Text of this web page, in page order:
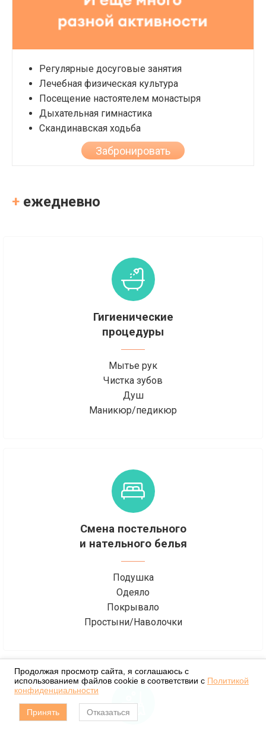
Регулярные досуговые занятия
Лечебная физическая культура
Посещение настоятелем монастыря
Дыхательная гимнастика
Скандинавская ходьба
Забронировать
+ ежедневно
Гигиенические
процедуры
Мытье рук
Чистка зубов
Душ
Маникюр/педикюр
Смена постельного
и нательного белья
Подушка
Одеяло
Покрывало
Простыни/Наволочки
Продолжая просмотр сайта, я соглашаюсь с
использованием файлов cookie в соответствии с Политикой
конфиденциальности
Принять Отказаться